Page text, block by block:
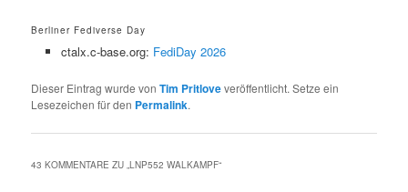
Berliner Fediverse Day
ctalx.c-base.org: FediDay 2026
Dieser Eintrag wurde vonTim Pritloveveröffentlicht. Setze ein
Lesezeichen für den Permalink.
43 KOMMENTARE ZU „LNP552 WALKAMPF“